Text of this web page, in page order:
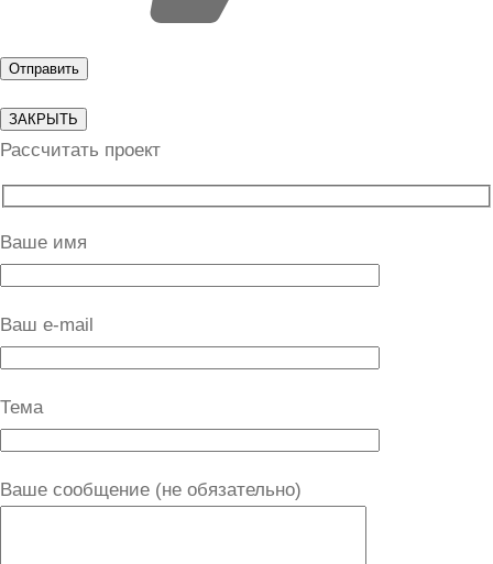
ЗАКРЫТЬ
Рассчитать проект
Ваше имя
Ваш e-mail
Тема
Ваше сообщение (не обязательно)